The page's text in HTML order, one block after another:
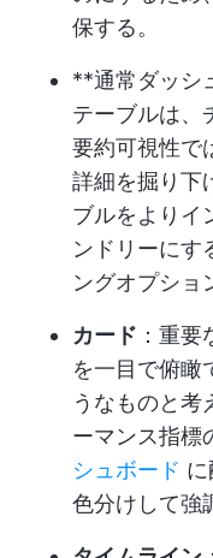
保する。
**通常ダッシ
テーブルは、
要約可視性で
詳細を掘り下
ブルをよりイ
ンドリーにす
ングオプショ
カード ：重
を一目で俯瞰
うなものと考
ーマンス指標
シュボード
色分けして強